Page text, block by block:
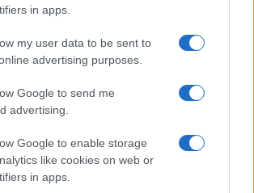
in apps.
my user data to be sent to
advertising purposes.
Google to send me
advertising.
Google to enable storage
like cookies on web or
in apps.
“Amo De Andrè che democrazia è?”
Taverna, strage di pesci nello stagno:
le prime bonifiche
stretta sulla sicurezza per il Red Valley
tutti i divieti